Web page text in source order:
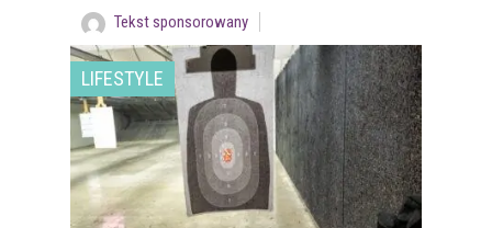
Tekst sponsorowany
LIFESTYLE